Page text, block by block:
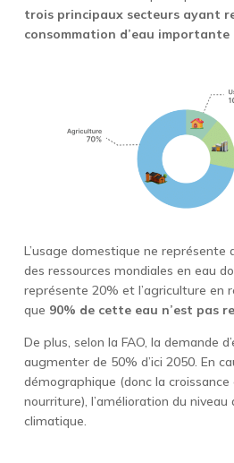
trois principaux secteurs ayant
consommation d’eau importante
L’usage domestique ne représente
des ressources mondiales en eau
représente 20% et l’agriculture en
que 90% de cette eau n’est pas
De plus, selon la FAO, la demande
augmenter de 50% d’ici 2050. En
démographique (donc la
nourriture), l’amélioration du
climatique.